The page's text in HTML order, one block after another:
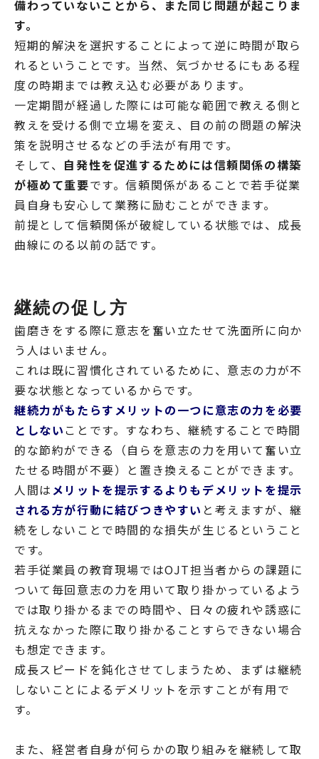
備わっていないことから、また同じ問題が起こりま
す。
短期的解決を選択することによって逆に時間が取ら
れるということです。当然、気づかせるにもある程
度の時期までは教え込む必要があります。
一定期間が経過した際には可能な範囲で教える側と
教えを受ける側で立場を変え、目の前の問題の解決
策を説明させるなどの手法が有用です。
そして、 自発性を促進するためには信頼関係の構築
が極めて重要です。信頼関係があることで若手従業
員自身も安心して業務に励むことができます。
前提として信頼関係が破綻している状態では、成長
曲線にのる以前の話です。
継続の促し方
歯磨きをする際に意志を奮い立たせて洗面所に向か
う人はいません。
これは既に習慣化されているために、意志の力が不
要な状態となっているからです。
継続力がもたらすメリットの一つに意志の力を必要
としない ことです。すなわち、継続することで時間
的な節約ができる（自らを意志の力を用いて奮い立
たせる時間が不要）と置き換えることができます。
人間はメリットを提示するよりもデメリットを提示
される方が行動に結びつきやすい と考えますが、継
続をしないことで時間的な損失が生じるということ
です。
若手従業員の教育現場ではOJT担当者からの課題に
ついて毎回意志の力を用いて取り掛かっているよう
では取り掛かるまでの時間や、日々の疲れや誘惑に
抗えなかった際に取り掛かることすらできない場合
も想定できます。
成長スピードを鈍化させてしまうため、まずは継続
しないことによるデメリットを示すことが有用で
す。
また、経営者自身が何らかの取り組みを継続して取